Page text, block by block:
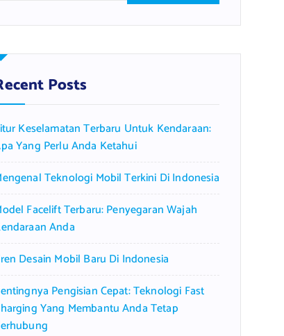
Posts
Keselamatan Terbaru Untuk Kendaraan:
Yang Perlu Anda Ketahui
Teknologi Mobil Terkini Di Indonesia
Facelift Terbaru: Penyegaran Wajah
Anda
Desain Mobil Baru Di Indonesia
Pengisian Cepat: Teknologi Fast
Yang Membantu Anda Tetap